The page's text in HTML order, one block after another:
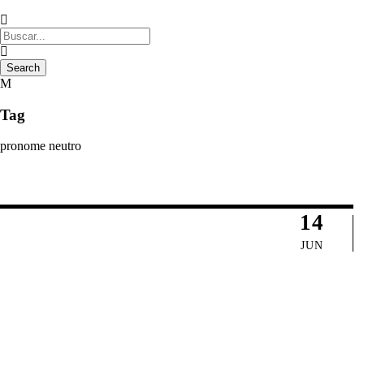
Tag
pronome neutro
14
JUN